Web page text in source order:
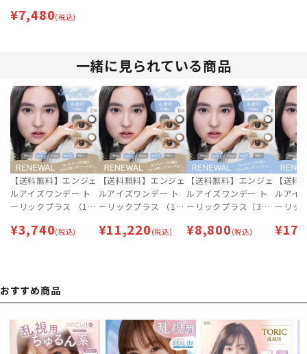
視用カラコン | 即日出
¥7,480(税込)
一緒に見られている商品
【送料無料】エンジェ
ルアイズワンデー ト
ーリックプラス （10
視用カラコン | 即日出
用】
¥3,740(税込)
【送料無料】エンジェ
ルアイズワンデー ト
ーリックプラス （10
視用カラコン | 即日出
¥11,220 (税込)
【送料無料】エンジェ
ルアイズワンデー ト
ーリックプラス（30
用カラコン | 即日出荷
¥8,800 (税込)
【送料
ルアイ
ーリッ
用カラ
¥
おすすめ商品